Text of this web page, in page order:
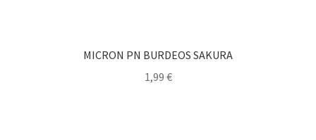
MICRON PN BURDEOS SAKURA
1,99 €